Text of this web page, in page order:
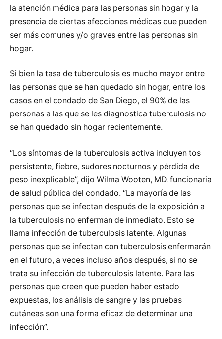
la atención médica para las personas sin hogar y la
presencia de ciertas afecciones médicas que pueden
ser más comunes y/o graves entre las personas sin
hogar.
Si bien la tasa de tuberculosis es mucho mayor entre
las personas que se han quedado sin hogar, entre los
casos en el condado de San Diego, el 90% de las
personas a las que se les diagnostica tuberculosis no
se han quedado sin hogar recientemente.
“Los síntomas de la tuberculosis activa incluyen tos
persistente, fiebre, sudores nocturnos y pérdida de
peso inexplicable”, dijo Wilma Wooten, MD, funcionaria
de salud pública del condado. “La mayoría de las
personas que se infectan después de la exposición a
la tuberculosis no enferman de inmediato. Esto se
llama infección de tuberculosis latente. Algunas
personas que se infectan con tuberculosis enfermarán
en el futuro, a veces incluso años después, si no se
trata su infección de tuberculosis latente. Para las
personas que creen que pueden haber estado
expuestas, los análisis de sangre y las pruebas
cutáneas son una forma eficaz de determinar una
infección”.